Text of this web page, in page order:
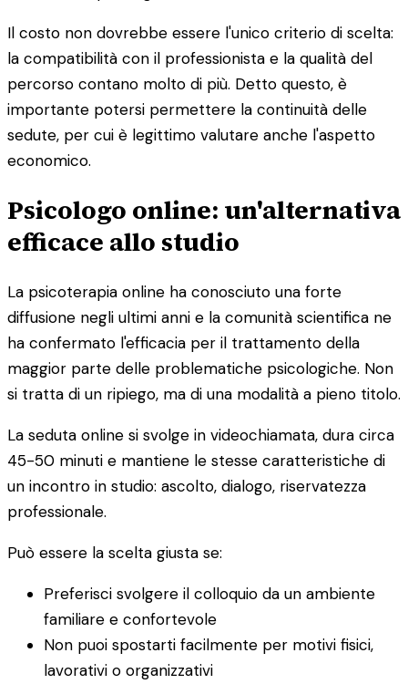
Il costo non dovrebbe essere l'unico criterio di scelta:
la compatibilità con il professionista e la qualità del
percorso contano molto di più. Detto questo, è
importante potersi permettere la continuità delle
sedute, per cui è legittimo valutare anche l'aspetto
economico.
Psicologo online: un'alternativa
efficace allo studio
La psicoterapia online ha conosciuto una forte
diffusione negli ultimi anni e la comunità scientifica ne
ha confermato l'efficacia per il trattamento della
maggior parte delle problematiche psicologiche. Non
si tratta di un ripiego, ma di una modalità a pieno titolo.
La seduta online si svolge in videochiamata, dura circa
45-50 minuti e mantiene le stesse caratteristiche di
un incontro in studio: ascolto, dialogo, riservatezza
professionale.
Può essere la scelta giusta se:
Preferisci svolgere il colloquio da un ambiente
familiare e confortevole
Non puoi spostarti facilmente per motivi fisici,
lavorativi o organizzativi